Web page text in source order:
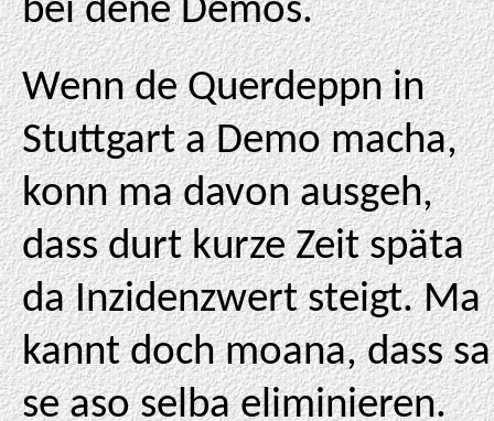
bei dene Demos.
Wenn de Querdeppn in
Stuttgart a Demo macha,
konn ma davon ausgeh,
dass durt kurze Zeit späta
da Inzidenzwert steigt. Ma
kannt doch moana, dass sa
se aso selba eliminieren.